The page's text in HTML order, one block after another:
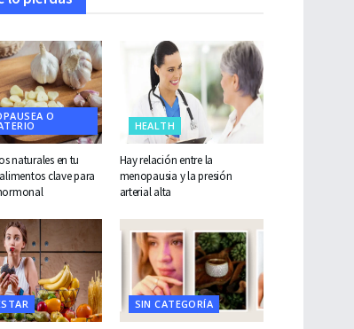
O
naturales en tu
clave para
HEALTH
Hay relación entre la
menopausia y la presión
arterial alta
SIN CATEGORÍA